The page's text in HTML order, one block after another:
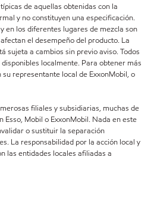
de aquellas obtenidas con la
y no constituyen una especificación.
en los diferentes lugares de mezcla son
el desempeño del producto. La
sujeta a cambios sin previo aviso. Todos
localmente. Para obtener más
representante local de ExxonMobil, o
filiales y subsidiarias, muchas de
Esso, Mobil o ExxonMobil. Nada en este
o sustituir la separación
La responsabilidad por la acción local y
las entidades locales afiliadas a